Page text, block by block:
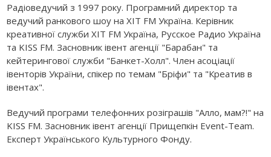
Радіоведучий з 1997 року. Програмний директор та
ведучий ранкового шоу на ХІТ FM Україна. Керівник
креативної служби ХІТ FM Україна, Русское Радио Україна
та KISS FM. Засновник івент агенції "Барабан" та
кейтерингової служби "Банкет-Холл". Член асоціації
івенторів України, спікер по темам "Бріфи" та "Креатив в
івентах".
Ведучий програми телефонних розіграшів "Алло, мам?!" на
KISS FM. Засновник івент агенції Прищепкін Event-Team.
Експерт Українського Культурного Фонду.